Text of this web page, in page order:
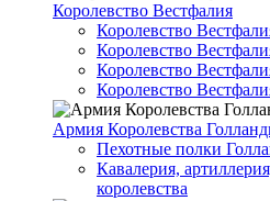
Королевство Вестфалия
Королевство
Королевство
Королевство
Королевство
Армия Королевства
Пехотные полки
Кавалерия,
королевства